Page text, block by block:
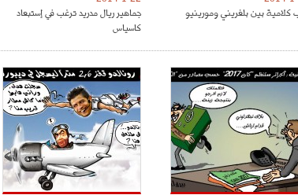
كلامية بين بلغريني ومورينيو
جماهير ريال مدريد ترغب في إستبعاد
كاسياس